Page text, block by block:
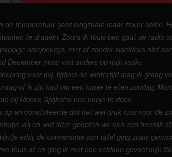
de temperatuur gaat langzaam maar zeker dalen.
te draaien. Zodra ik thuis ben gaat de radio
discjockeys, met of zonder sidekicks niet
December maar wat anders op mijn radio.
voor mij, tijdens de wintertijd mag ik graag
of ik zin had om een hapje te eten zondag,
bij Moeke Spijkstra een hapje te doen.
op en constateerde dat het wel druk was voor de
vrij en wat later genoten we van een heerlijk
erbij, de conversatie aan tafel ging zoals
thuis af en ging ik met een voldaan gevoel mijn